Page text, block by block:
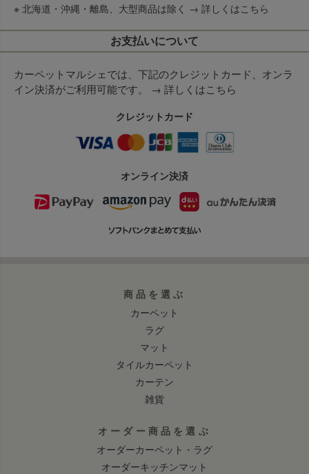
※ 北海道・沖縄・離島、大型商品は除く → 詳しくはこちら
お支払いについて
カーペットマルシェでは、下記のクレジットカード、オンラ
イン決済がご利用可能です。 → 詳しくはこちら
クレジットカード
オンライン決済
商品を選ぶ
カーペット
ラグ
マット
タイルカーペット
カーテン
雑貨
オーダー商品を選ぶ
オーダーカーペット・ラグ
オーダーキッチンマット